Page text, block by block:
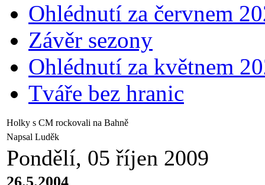
Ohlédnutí za červnem
Závěr sezony
Ohlédnutí za květnem
Tváře bez hranic
Holky s CM rockovali na Bahně
Napsal Luděk
Pondělí, 05 říjen 2009